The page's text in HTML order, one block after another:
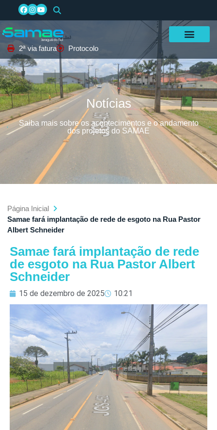
2ª via fatura Protocolo
Notícias
Saiba mais sobre os acontecimentos e o andamento
dos projetos do SAMAE
Página Inicial
Samae fará implantação de rede de esgoto na Rua Pastor
Albert Schneider
Samae fará implantação de rede
de esgoto na Rua Pastor Albert
Schneider
15 de dezembro de 2025 10:21